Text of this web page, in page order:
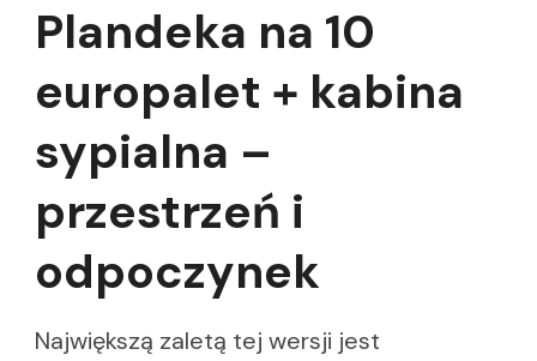
Plandeka na 10
europalet + kabina
sypialna –
przestrzeń i
odpoczynek
Największą zaletą tej wersji jest